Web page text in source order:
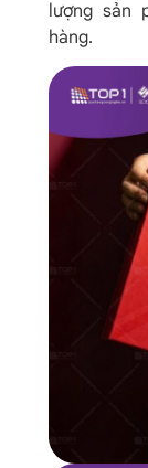
lượng sản
hàng.